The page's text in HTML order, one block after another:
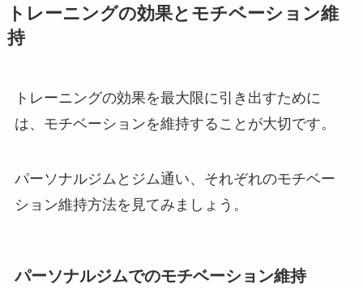
トレーニングの効果とモチベーション維
持
トレーニングの効果を最大限に引き出すために
は、モチベーションを維持することが大切です。
パーソナルジムとジム通い、それぞれのモチベー
ション維持方法を見てみましょう。
パーソナルジムでのモチベーション維持